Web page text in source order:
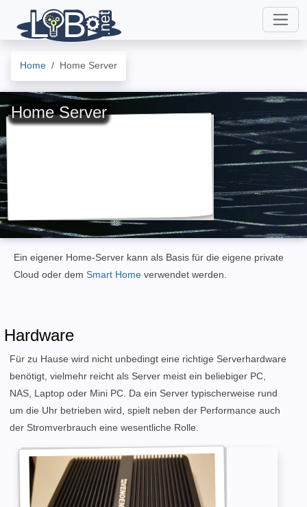
Home Home Server
Home Server
Ein eigener Home-Server kann als Basis für die eigene private
Cloud oder dem Smart Home verwendet werden.
Hardware
Für zu Hause wird nicht unbedingt eine richtige Serverhardware
benötigt, vielmehr reicht als Server meist ein beliebiger PC,
NAS, Laptop oder Mini PC. Da ein Server typischerweise rund
um die Uhr betrieben wird, spielt neben der Performance auch
der Stromverbrauch eine wesentliche Rolle.